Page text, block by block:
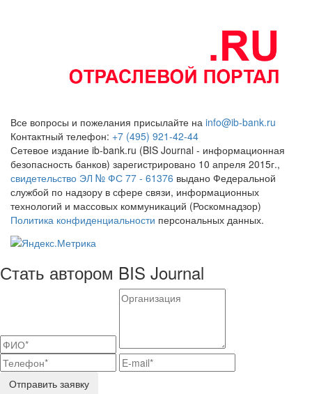
Все вопросы и пожелания присылайте на info@ib-bank.ru
Контактный телефон: +7 (495) 921-42-44
Сетевое издание ib-bank.ru (BIS Journal - информационная
безопасность банков) зарегистрировано 10 апреля 2015г.,
свидетельство ЭЛ № ФС 77 - 61376 выдано Федеральной
службой по надзору в сфере связи, информационных
технологий и массовых коммуникаций (Роскомнадзор)
Политика конфиденциальности персональных данных.
Стать автором BIS Journal
Отправить заявку